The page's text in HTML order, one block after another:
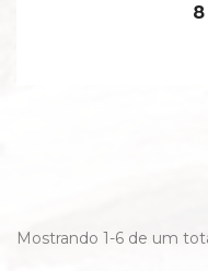
Mostrando 1-6 de um